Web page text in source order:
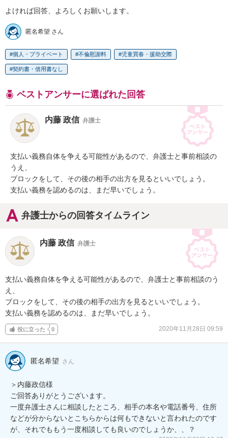
よければ回答、よろしくお願いします。
匿名希望 さん
個人・プライベート 不倫慰謝料 児童買春・援助交際
契約書・借用書なし
ベストアンサーに選ばれた回答
内藤 政信 弁護士
支払い義務自体を争える可能性があるので、弁護士と事前相談の
うえ、
ブロックをして、その後の相手の出方を見るといいでしょう。
支払い義務を認めるのは、まだ早いでしょう。
弁護士からの回答タイムライン
内藤 政信 弁護士
支払い義務自体を争える可能性があるので、弁護士と事前相談のう
え、
ブロックをして、その後の相手の出方を見るといいでしょう。
支払い義務を認めるのは、まだ早いでしょう。
役に立った 0 2020年11月28日 09:59
匿名希望 さん
＞内藤政信様
ご回答ありがとうございます。
一度弁護士さんに相談したところ、相手の本名や電話番号、住所
などが分からないとこちらからは何もできないと言われたのです
が、それでももう一度相談しても良いのでしょうか、、？